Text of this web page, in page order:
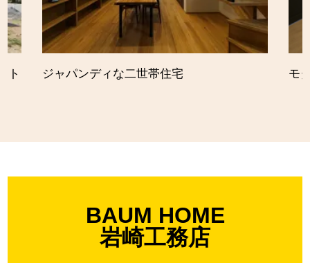
ト ジャパンディな二世帯住宅 モ
BAUM HOME
岩崎工務店